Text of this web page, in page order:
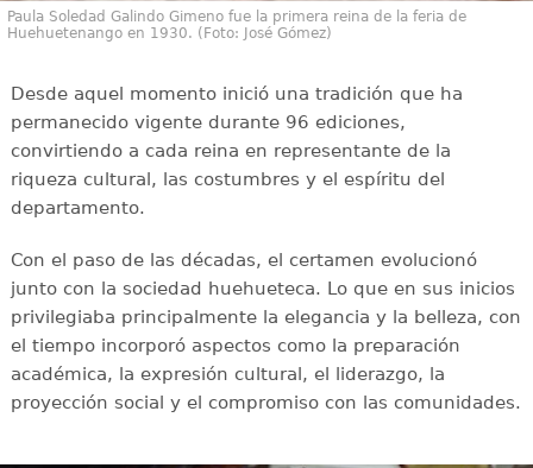
Paula Soledad Galindo Gimeno fue la primera reina de la feria de
Huehuetenango en 1930. (Foto: José Gómez)
Desde aquel momento inició una tradición que ha
permanecido vigente durante 96 ediciones,
convirtiendo a cada reina en representante de la
riqueza cultural, las costumbres y el espíritu del
departamento.
Con el paso de las décadas, el certamen evolucionó
junto con la sociedad huehueteca. Lo que en sus inicios
privilegiaba principalmente la elegancia y la belleza, con
el tiempo incorporó aspectos como la preparación
académica, la expresión cultural, el liderazgo, la
proyección social y el compromiso con las comunidades.